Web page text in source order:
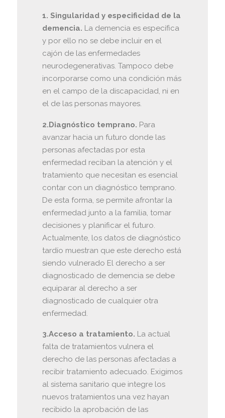
1. Singularidad y especificidad de la
demencia. La demencia es específica
y por ello no se debe incluir en el
cajón de las enfermedades
neurodegenerativas. Tampoco debe
incorporarse como una condición más
en el campo de la discapacidad, ni en
el de las personas mayores.
2.Diagnóstico temprano. Para
avanzar hacia un futuro donde las
personas afectadas por esta
enfermedad reciban la atención y el
tratamiento que necesitan es esencial
contar con un diagnóstico temprano.
De esta forma, se permite afrontar la
enfermedad junto a la familia, tomar
decisiones y planificar el futuro.
Actualmente, los datos de diagnóstico
tardío muestran que este derecho está
siendo vulnerado El derecho a ser
diagnosticado de demencia se debe
equiparar al derecho a ser
diagnosticado de cualquier otra
enfermedad.
3.Acceso a tratamiento. La actual
falta de tratamientos vulnera el
derecho de las personas afectadas a
recibir tratamiento adecuado. Exigimos
al sistema sanitario que integre los
nuevos tratamientos una vez hayan
recibido la aprobación de las